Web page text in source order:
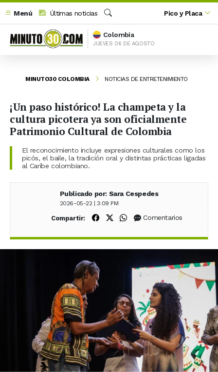
Menú
Últimas noticias
Buscar
Pico y Placa
Colombia
JUEVES 06 DE AGOSTO
MINUTO30 COLOMBIA NOTICIAS DE ENTRETENIMIENTO
¡Un paso histórico! La champeta y la
cultura picotera ya son oficialmente
Patrimonio Cultural de Colombia
El reconocimiento incluye expresiones culturales como los
picós, el baile, la tradición oral y distintas prácticas ligadas
al Caribe colombiano.
Publicado por: Sara Cespedes
2026-05-22 | 3:09 PM
Compartir: Compartir en Facebook
Compartir en X (Twitter)
Compartir en WhatsApp
Comentarios